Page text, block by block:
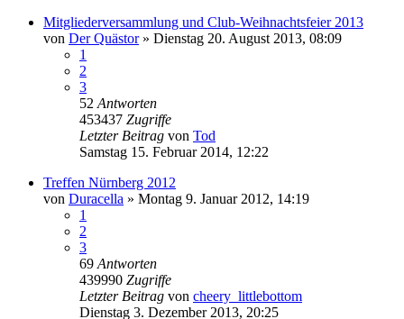
Mitgliederversammlung und Club-Weihnachtsfeier 2013
von Der Quästor» Dienstag 20. August 2013, 08:09
1
2
3
52 Antworten
453437 Zugriffe
Letzter Beitrag von Tod
Samstag 15. Februar 2014, 12:22
Treffen Nürnberg 2012
von Duracella » Montag 9. Januar 2012, 14:19
1
2
3
69 Antworten
439990 Zugriffe
Letzter Beitrag von cheery_littlebottom
Dienstag 3. Dezember 2013, 20:25